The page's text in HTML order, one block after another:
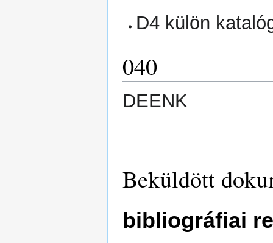
D4 külön
040
DEENK
Beküldött
bibliográfiai